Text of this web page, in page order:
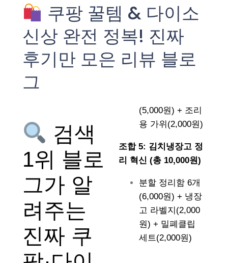
쿠팡 꿀템 & 다이소
신상 완전 정복! 진짜
후기만 모은 리뷰 블로
그
검색
1위 블로
그가 알
려주는
진짜 쿠
(5,000원) + 조리
용 가위(2,000원)
조합 5: 김치냉장고 정
리 혁신 (총 10,000원)
분할 정리함 6개
(6,000원) + 냉장
고 라벨지(2,000
원) + 밀폐클립
세트(2,000원)